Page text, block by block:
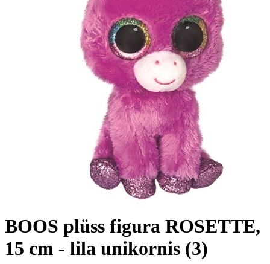
BOOS plüss figura ROSETTE,
15 cm - lila unikornis (3)